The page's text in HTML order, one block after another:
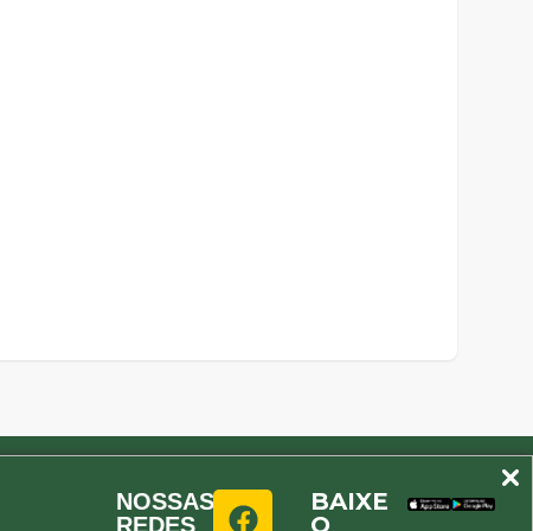
NOSSAS
REDES
BAIXE
O